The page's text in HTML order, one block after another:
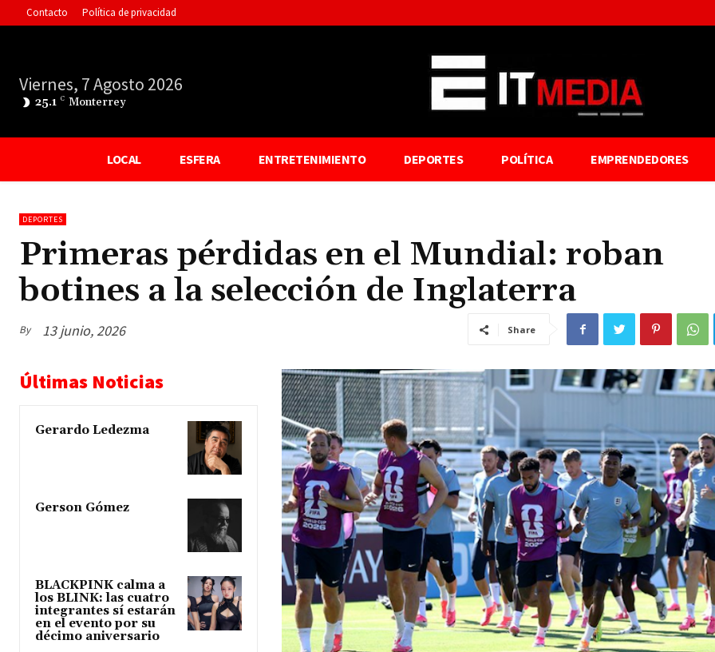
Contacto Política de privacidad
Viernes, 7 Agosto 2026
25.1 C Monterrey
LOCAL ESFERA ENTRETENIMIENTO DEPORTES POLÍTICA EMPRENDEDORES
DEPORTES
Primeras pérdidas en el Mundial: roban
botines a la selección de Inglaterra
By 13 junio, 2026 Share
Últimas Noticias
Gerardo Ledezma
Gerson Gómez
BLACKPINK calma a
los BLINK: las cuatro
integrantes sí estarán
en el evento por su
décimo aniversario